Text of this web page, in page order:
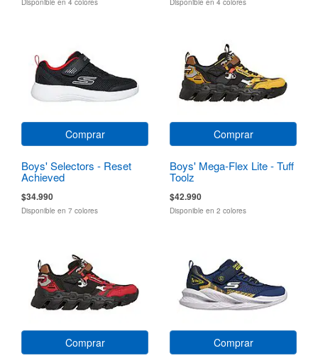
Disponible en 4 colores Disponible en 4 colores
Comprar
Boys' Selectors - Reset
Achieved
$34.990
Disponible en 7 colores
Comprar
Boys' Mega-Flex Lite - Tuff
Toolz
$42.990
Disponible en 2 colores
Comprar Comprar